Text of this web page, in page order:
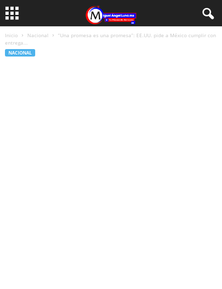
Inicio Nacional
“Una promesa es una promesa”: EE.UU. pide a México cumplir con
entrega...
NACIONAL